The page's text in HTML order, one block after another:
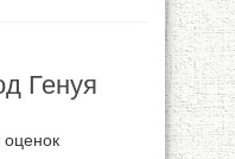
Генуя
оценок